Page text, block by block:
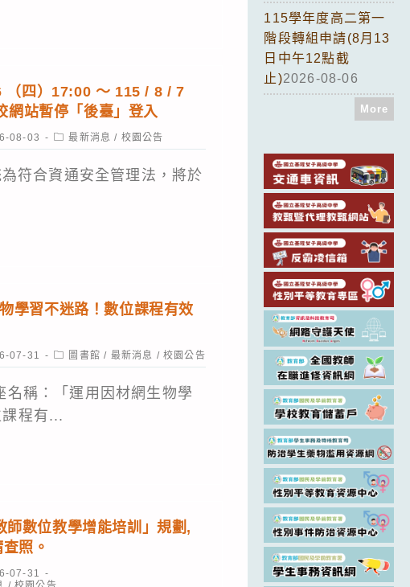
（四）17:00 ～ 115 / 8 / 7
網站暫停「後臺」登入
08-03
Post
category:
最新消息 / 校園公告
符合資通安全管理法，將於
學習不迷路！數位課程有效
07-31
Post
category:
圖書館 / 最新消息 / 校園公告
名稱：「運用因材網生物學
程有...
師數位教學增能培訓」規劃,
照。
07-31
115學年度高二第一
階段轉組申請(8月13
日中午12點截
止)2026-08-06
More